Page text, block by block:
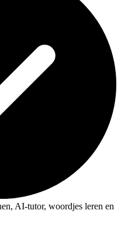
AI-tutor, woordjes leren en